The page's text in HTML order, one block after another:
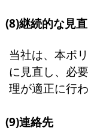
(8)継続的な見
当社は、本ポ
に見直し、必
理が適正に行
(9)連絡先